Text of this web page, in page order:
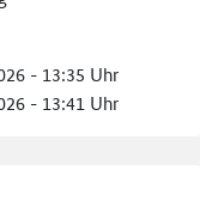
- 13:35 Uhr
- 13:41 Uhr